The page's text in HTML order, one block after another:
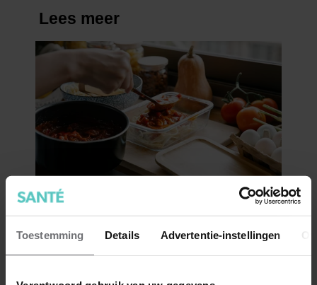
Toestemming Details Advertentie-instellingen